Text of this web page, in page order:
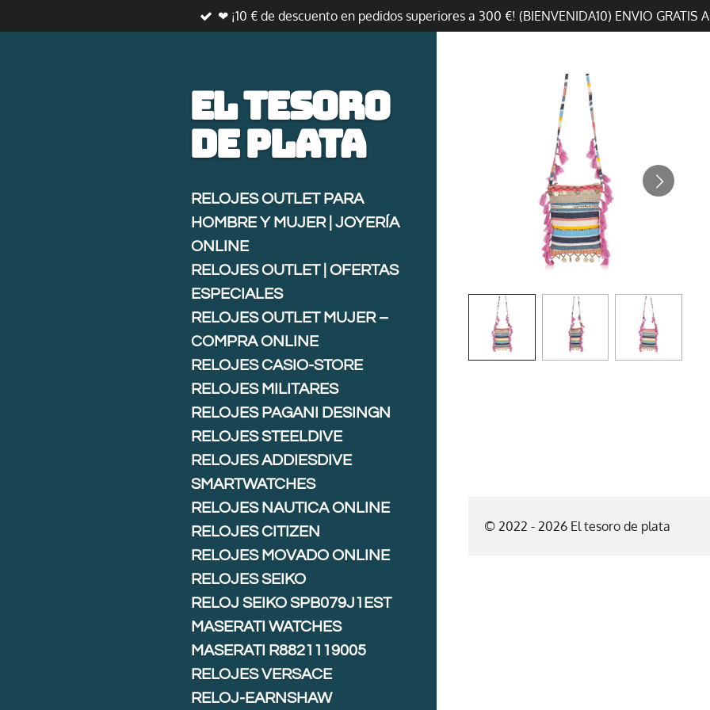
al
❤ ¡10 € de descuento en pedidos superiores a 300 €! (BIENVENIDA10) ENVIO GRATIS
© 2022 - 2026 El tesoro de plata
El tesoro
deplata
RELOJES OUTLET PARA
HOMBRE Y MUJER | JOYERÍA
ONLINE
RELOJES OUTLET | OFERTAS
ESPECIALES
RELOJES OUTLET MUJER –
COMPRA ONLINE
RELOJES CASIO-STORE
RELOJES MILITARES
RELOJES PAGANI DESINGN
RELOJES STEELDIVE
RELOJES ADDIESDIVE
SMARTWATCHES
RELOJES NAUTICA ONLINE
RELOJES CITIZEN
RELOJES MOVADO ONLINE
RELOJES SEIKO
RELOJ SEIKO SPB079J1EST
MASERATI WATCHES
MASERATI R8821119005
RELOJES VERSACE
RELOJ-EARNSHAW